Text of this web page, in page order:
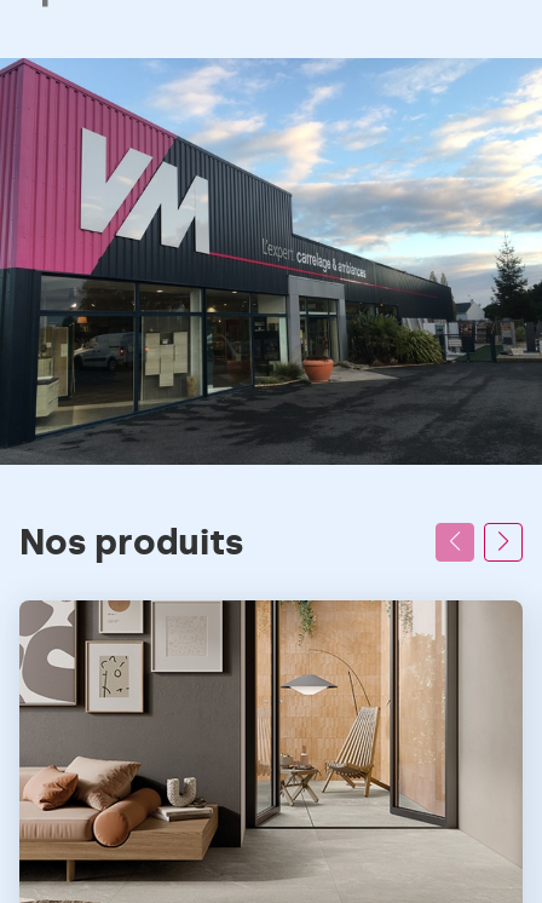
VM
Matériaux
Guérande
carrelage
Nos produits